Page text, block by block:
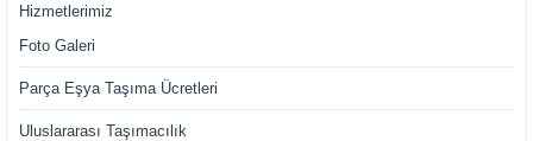
Hizmetlerimiz
Foto Galeri
Parça Eşya Taşıma Ücretleri
Uluslararası Taşımacılık